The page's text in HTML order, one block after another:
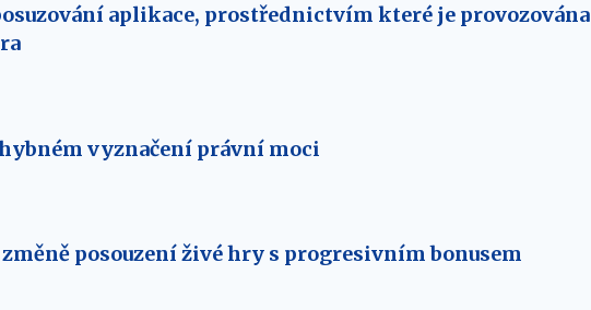
aplikace, prostřednictvím které je provozována
vyznačení právní moci
posouzení živé hry s progresivním bonusem